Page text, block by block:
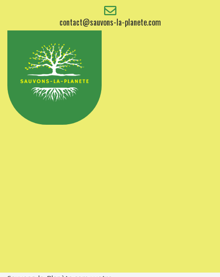
content
contact@sauvons-la-planete.com